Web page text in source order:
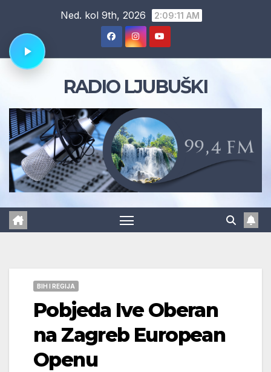
content
Ned. kol 9th, 2026 2:09:12 AM
RADIO LJUBUŠKI
BIH I REGIJA
Pobjeda Ive Oberan
na Zagreb European
Openu